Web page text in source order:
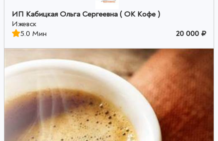
ИП Кабицкая Ольга Сергеевна ( ОК Кофе )
Ижевск
5.0 Мин
20 000 ₽